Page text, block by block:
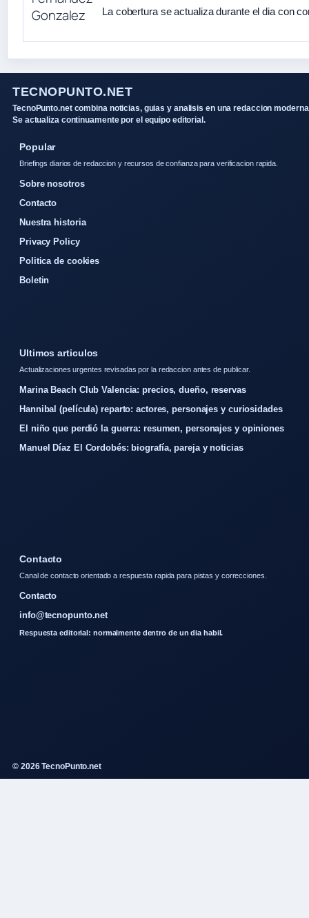
La cobertura se actualiza durante el dia con
TECNOPUNTO.NET
TecnoPunto.net combina noticias, guias y analisis en una redaccion
Se actualiza continuamente por el equipo editorial.
Popular
Briefings diarios de redaccion y recursos de confianza para verificacion rapida.
Sobre nosotros
Contacto
Nuestra historia
Privacy Policy
Politica de cookies
Boletin
Ultimos articulos
Actualizaciones urgentes revisadas por la redaccion antes de publicar.
Marina Beach Club Valencia: precios, dueño, reservas
Hannibal (película) reparto: actores, personajes y curiosidades
El niño que perdió la guerra: resumen, personajes y opiniones
Manuel Díaz El Cordobés: biografía, pareja y noticias
Contacto
Canal de contacto orientado a respuesta rapida para pistas y correcciones.
Contacto
info@tecnopunto.net
Respuesta editorial: normalmente dentro de un dia habil.
© 2026 TecnoPunto.net